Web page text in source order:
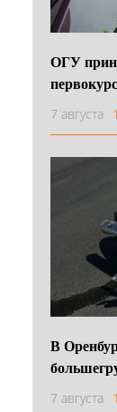
ОГУ
7 августа
В
7 августа